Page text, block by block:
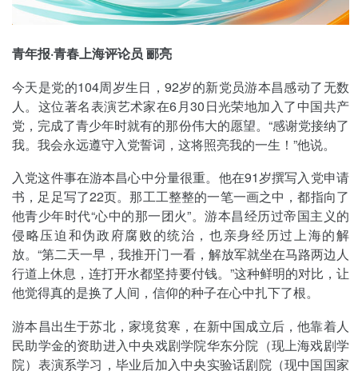
青年报·青春上海评论员 郦亮
今天是党的104周岁生日，92岁的新党员游本昌感动了无数
人。这位著名表演艺术家在6月30日光荣地加入了中国共产
党，完成了青少年时就有的那份伟大的愿望。“感谢党接纳了
我。我会永远遵守入党誓词，这将照亮我的一生！”他说。
入党这件事在游本昌心中分量很重。他在91岁撰写入党申请
书，足足写了22页。那工工整整的一笔一画之中，都指向了
他青少年时代“心中的那一团火”。游本昌经历过帝国主义的
侵略压迫和伪政府腐败的统治，也亲身经历过上海的解
放。“第二天一早，我推开门一看，解放军就坐在马路两边人
行道上休息，连打开水都坚持要付钱。”这种鲜明的对比，让
他觉得真的是换了人间，信仰的种子在心中扎下了根。
游本昌出生于苏北，家境贫寒，在新中国成立后，他靠着人
民助学金的资助进入中央戏剧学院华东分院（现上海戏剧学
院）表演系学习，毕业后加入中央实验话剧院（现中国国家